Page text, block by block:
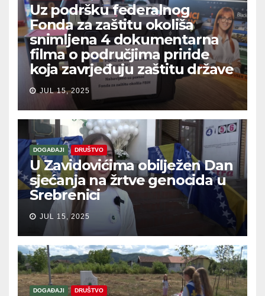
Uz podršku federalnog
Fonda za zaštitu okoliša
snimljena 4 dokumentarna
filma o područjima priride
koja zavrjeđuju zaštitu države
JUL 15, 2025
DOGAĐAJI DRUŠTVO
U Zavidovićima obilježen Dan
sjećanja na žrtve genocida u
Srebrenici
JUL 15, 2025
DOGAĐAJI DRUŠTVO